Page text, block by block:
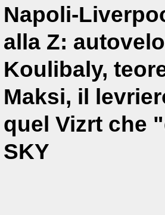
Napoli-
alla Z:
Koulibaly,
Maksi, il
quel Vizrt che
SKY